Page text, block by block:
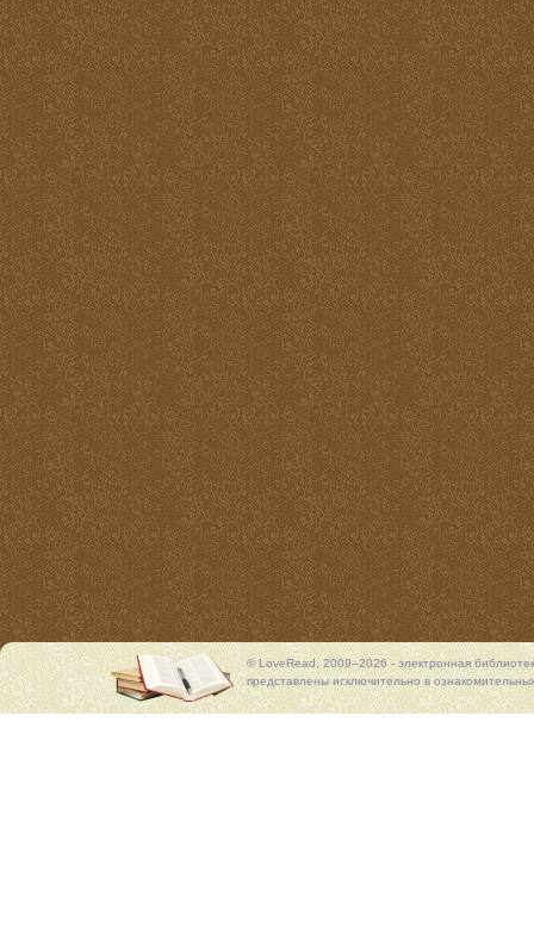
© LoveRead, 2009–2026 - электронная
представлены исключительно в